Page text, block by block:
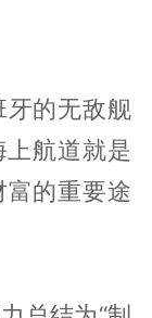
牙的无敌舰
航道就是
的重要途